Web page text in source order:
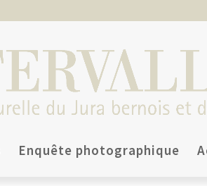
Enquête photographique